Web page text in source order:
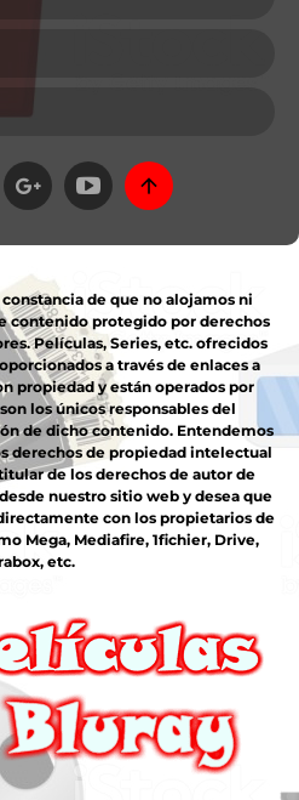
de que no alojamos ni
contenido protegido por derechos
Películas, Series, etc. ofrecidos
a través de enlaces a
propiedad y están operados por
los únicos responsables del
de dicho contenido. Entendemos
derechos de propiedad intelectual
de los derechos de autor de
nuestro sitio web y desea que
con los propietarios de
Mega, Mediafire, 1fichier, Drive,
etc.